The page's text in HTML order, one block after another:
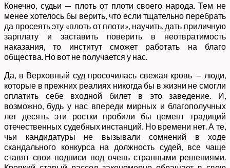
Конечно, судьи — плоть от плоти своего народа. Тем не
менее хотелось бы верить, что если тщательно перебрать
да просеять эту «плоть от плоти», научить, дать приличную
зарплату и заставить поверить в неотвратимость
наказания, то институт сможет работать на благо
общества. Но вот не получается у нас.
Да, в Верховный суд просочилась свежая кровь — люди,
которые в прежних реалиях никогда бы в жизни не смогли
оплатить себе входной билет в это заведение. И,
возможно, будь у нас впереди мирных и благополучных
лет десять, эти ростки пробили бы цемент традиций
отечественных судебных инстанций. Но времени нет. А те,
чьи кандидатуры не вызывали сомнений в ходе
скандального конкурса на должность судей, все чаще
ставят свои подписи под очень странными решениями.